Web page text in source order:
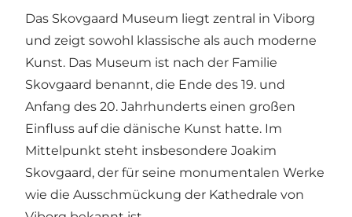
Das Skovgaard Museum liegt zentral in Viborg
und zeigt sowohl klassische als auch moderne
Kunst. Das Museum ist nach der Familie
Skovgaard benannt, die Ende des 19. und
Anfang des 20. Jahrhunderts einen großen
Einfluss auf die dänische Kunst hatte. Im
Mittelpunkt steht insbesondere Joakim
Skovgaard, der für seine monumentalen Werke
wie die Ausschmückung der Kathedrale von